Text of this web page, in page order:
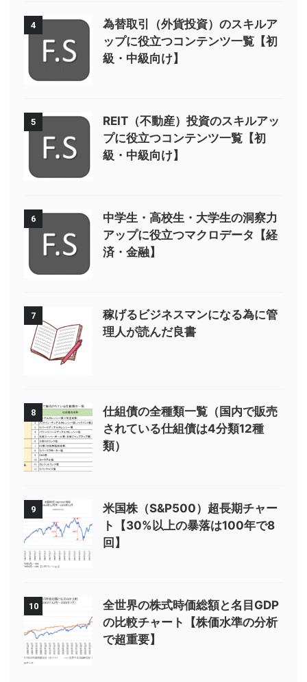
4
為替取引（外貨投資）のスキルア
ップに役立つコンテンツ一覧【初
級・中級向け】
5
REIT（不動産）投資のスキルアッ
プに役立つコンテンツ一覧【初
級・中級向け】
6
中学生・高校生・大学生の洞察力
アップに役立つマクロデータ【経
済・金融】
7
稼げるビジネスマンになる為に管
理人が読んだ良書
8
仕組債の全種類一覧（国内で販売
されている仕組債は4分類12種
類）
9
米国株（S&P500）超長期チャー
ト【30%以上の暴落は100年で8
回】
10
全世界の株式時価総額と名目GDP
の比較チャート【株価水準の分析
で超重要】